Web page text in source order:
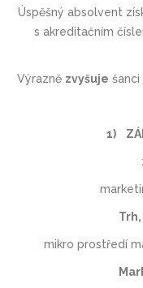
Úspěšný absolvent
s akreditačním
Výrazně zvyšuje šanci
1)
mikro prostředí